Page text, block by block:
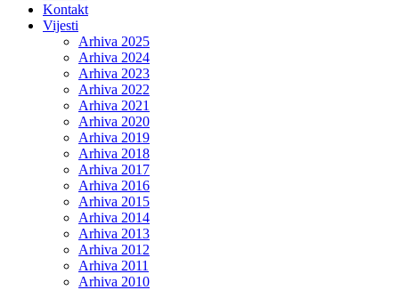
Kontakt
Vijesti
Arhiva 2025
Arhiva 2024
Arhiva 2023
Arhiva 2022
Arhiva 2021
Arhiva 2020
Arhiva 2019
Arhiva 2018
Arhiva 2017
Arhiva 2016
Arhiva 2015
Arhiva 2014
Arhiva 2013
Arhiva 2012
Arhiva 2011
Arhiva 2010